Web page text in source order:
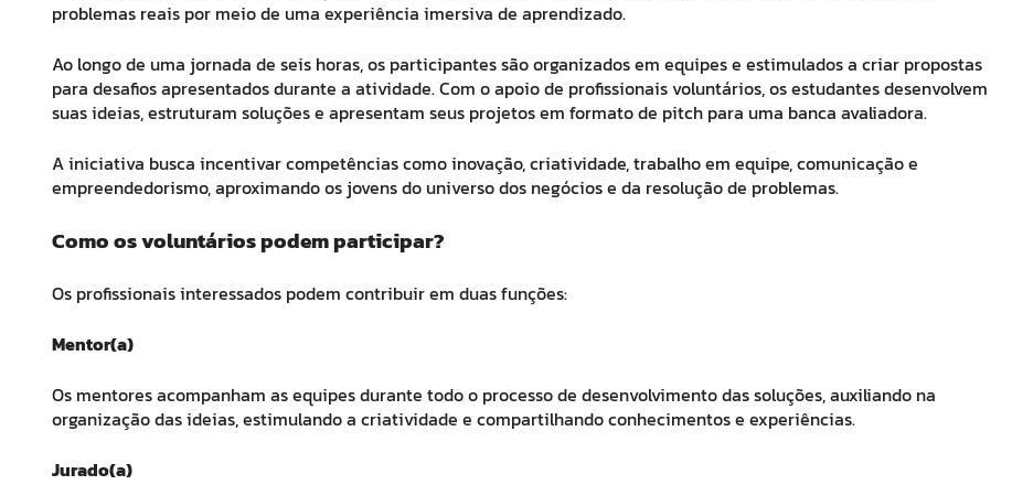
problemas reais por meio de uma experiência imersiva de aprendizado.
Ao longo de uma jornada de seis horas, os participantes são organizados em equipes e estimulados a criar propostas
para desafios apresentados durante a atividade. Com o apoio de profissionais voluntários, os estudantes desenvolvem
suas ideias, estruturam soluções e apresentam seus projetos em formato de pitch para uma banca avaliadora.
A iniciativa busca incentivar competências como inovação, criatividade, trabalho em equipe, comunicação e
empreendedorismo, aproximando os jovens do universo dos negócios e da resolução de problemas.
Como os voluntários podem participar?
Os profissionais interessados podem contribuir em duas funções:
Mentor(a)
Os mentores acompanham as equipes durante todo o processo de desenvolvimento das soluções, auxiliando na
organização das ideias, estimulando a criatividade e compartilhando conhecimentos e experiências.
Jurado(a)